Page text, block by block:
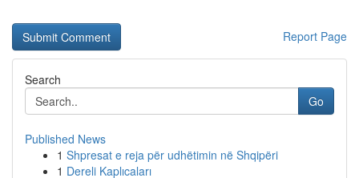
Report Page
Search
Go
Published News
1 Shpresat e reja për udhëtimin në Shqipëri
1 Dereli Kaplıcaları